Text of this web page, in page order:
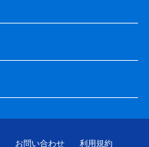
お問い合わせ
利用規約